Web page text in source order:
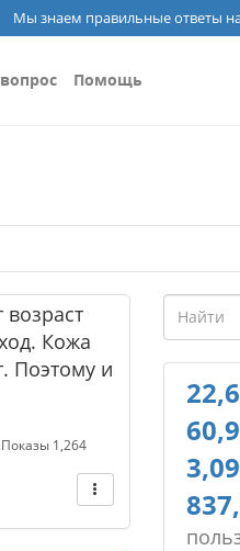
Мы знаем правильные ответы
Помощь
Кожа
Поэтому и
Показы 1,264